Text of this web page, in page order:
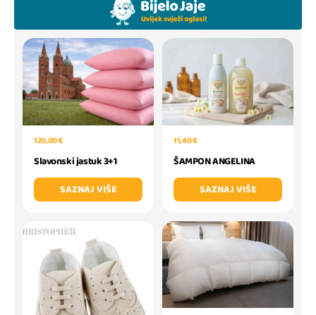
120,00 €
Slavonski jastuk 3+1
SAZNAJ VIŠE
11,40 €
ŠAMPON ANGELINA
SAZNAJ VIŠE